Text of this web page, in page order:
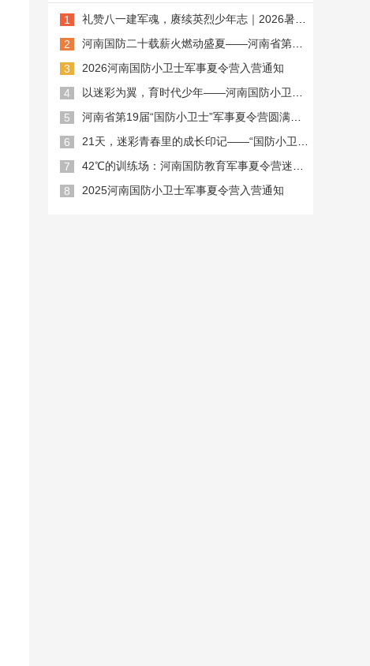
1
礼赞八一建军魂，赓续英烈少年志｜2026暑期“国防小卫士”公益军事训练营热血开训
2
河南国防二十载薪火燃动盛夏——河南省第二十届“国防小卫士”军事夏令营火热开营
3
2026河南国防小卫士军事夏令营入营通知
4
以迷彩为翼，育时代少年——河南国防小卫士军事夏令营里的成长启示
5
河南省第19届“国防小卫士”军事夏令营圆满落幕，少年壮志展锋芒！
6
21天，迷彩青春里的成长印记——“国防小卫士”军事夏令营之飞虎精英结营啦
7
42℃的训练场：河南国防教育军事夏令营迷彩少年的夏日勋章
8
2025河南国防小卫士军事夏令营入营通知